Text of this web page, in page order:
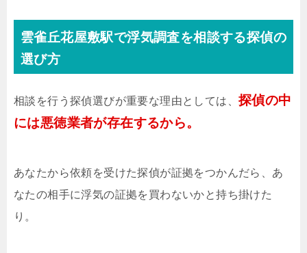
雲雀丘花屋敷駅で浮気調査を相談する探偵の
選び方
相談を行う探偵選びが重要な理由としては、 探偵の中
には悪徳業者が存在するから。
あなたから依頼を受けた探偵が証拠をつかんだら、あ
なたの相手に浮気の証拠を買わないかと持ち掛けた
り。